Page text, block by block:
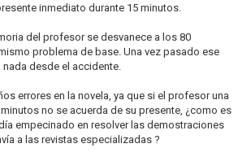
inmediato durante 15 minutos.
del profesor se desvanece a los 80
problema de base. Una vez pasado ese
desde el accidente.
errores en la novela, ya que si el profesor una
no se acuerda de su presente, ¿como es
empecinado en resolver las demostraciones
a las revistas especializadas ?